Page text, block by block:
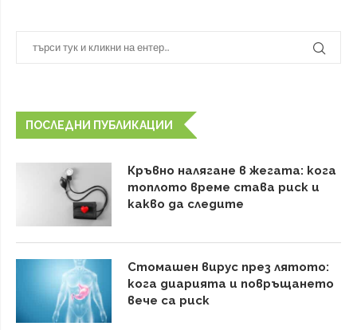
ПОСЛЕДНИ ПУБЛИКАЦИИ
Кръвно налягане в жегата: кога
топлото време става риск и
какво да следите
Стомашен вирус през лятото:
кога диарията и повръщането
вече са риск